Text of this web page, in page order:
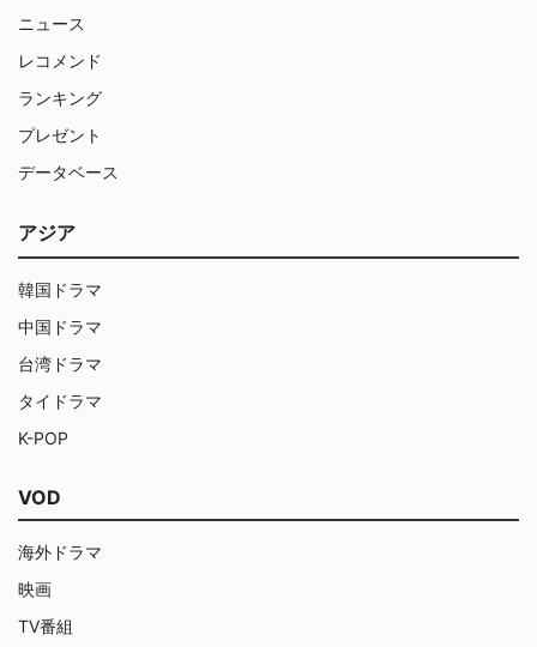
ニュース
レコメンド
ランキング
プレゼント
データベース
アジア
韓国ドラマ
中国ドラマ
台湾ドラマ
タイドラマ
K-POP
VOD
海外ドラマ
映画
TV番組